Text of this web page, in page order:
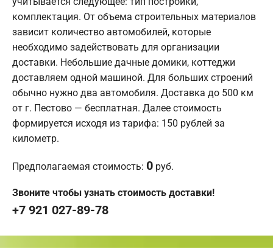
комплектация. От объема строительных материалов
зависит количество автомобилей, которые
необходимо задействовать для организации
доставки. Небольшие дачные домики, коттеджи
доставляем одной машиной. Для больших строений
обычно нужно два автомобиля. Доставка до 500 км
от г. Пестово — бесплатная. Далее стоимость
формируется исходя из тарифа: 150 рублей за
километр.
Предполагаемая стоимость: 0 руб.
Звоните чтобы узнать стоимость доставки!
+7 921 027-89-78